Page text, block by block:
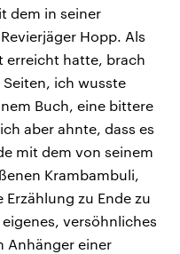
dem in seiner
Hopp. Als
erreicht hatte, brach
ich wusste
Buch, eine bittere
aber ahnte, dass es
mit dem von seinem
Krambambuli,
zu Ende zu
versöhnliches
Anhänger einer